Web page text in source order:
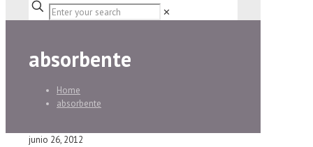
✕
absorbente
Home
absorbente
junio 26, 2012